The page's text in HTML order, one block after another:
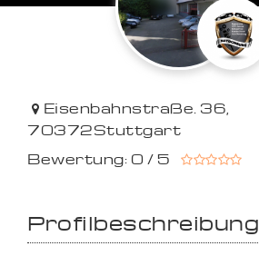
Eisenbahnstraße. 36,
70372Stuttgart
Bewertung: 0 / 5
Profilbeschreibung